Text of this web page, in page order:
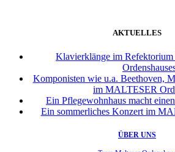
AKTUELLES
Klavierklänge im
Komponisten wie u.a. Beethoven,
im MALTESER
Ein Pflegewohnhaus macht
Ein sommerliches Konzert im
ÜBER UNS